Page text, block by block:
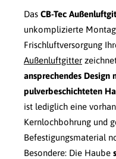
Das CB-Tec
unkomplizierte
Frischluftversorgung
Außenluftgitter
ansprechendes Design
pulverbeschichteten
ist lediglich eine
Kernlochbohrung und
Befestigungsmaterial
Besondere: Die Haube